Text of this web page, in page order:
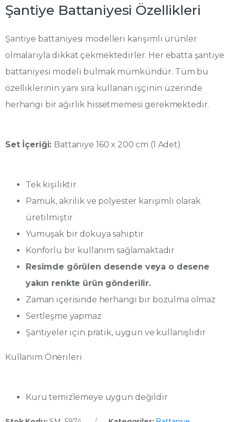
Şantiye Battaniyesi Özellikleri
Şantiye battaniyesi modelleri karışımlı ürünler
olmalarıyla dikkat çekmektedirler. Her ebatta şantiye
battaniyesi modeli bulmak mümkündür. Tüm bu
özelliklerinin yanı sıra kullanan işçinin üzerinde
herhangi bir ağırlık hissetmemesi gerekmektedir.
Set İçeriği: Battaniye 160 x 200 cm (1 Adet)
Tek kişiliktir
Pamuk, akrilik ve polyester karışımlı olarak
üretilmiştir
Yumuşak bir dokuya sahiptir
Konforlu bir kullanım sağlamaktadır
Resimde görülen desende veya o desene
yakın renkte ürün gönderilir.
Zaman içerisinde herhangi bir bozulma olmaz
Sertleşme yapmaz
Şantiyeler için pratik, uygun ve kullanışlıdır
Kullanım Önerileri
Kuru temizlemeye uygun değildir